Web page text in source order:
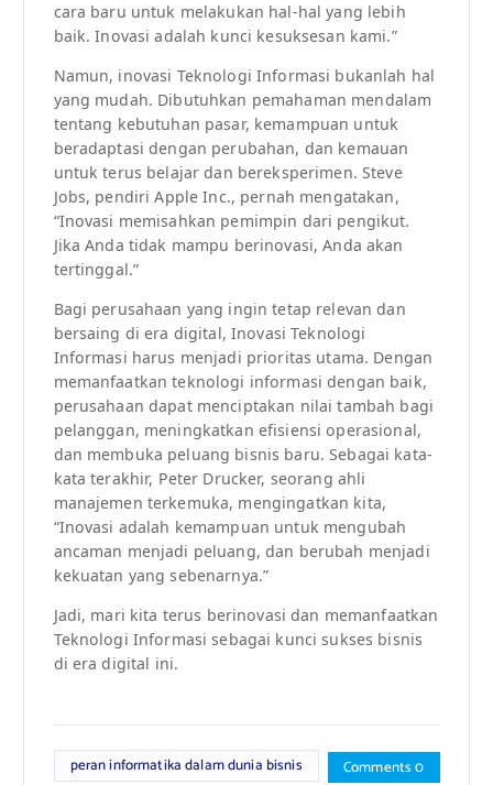
cara baru untuk melakukan hal-hal yang lebih
baik. Inovasi adalah kunci kesuksesan kami.”
Namun, inovasi Teknologi Informasi bukanlah hal
yang mudah. Dibutuhkan pemahaman mendalam
tentang kebutuhan pasar, kemampuan untuk
beradaptasi dengan perubahan, dan kemauan
untuk terus belajar dan bereksperimen. Steve
Jobs, pendiri Apple Inc., pernah mengatakan,
“Inovasi memisahkan pemimpin dari pengikut.
Jika Anda tidak mampu berinovasi, Anda akan
tertinggal.”
Bagi perusahaan yang ingin tetap relevan dan
bersaing di era digital, Inovasi Teknologi
Informasi harus menjadi prioritas utama. Dengan
memanfaatkan teknologi informasi dengan baik,
perusahaan dapat menciptakan nilai tambah bagi
pelanggan, meningkatkan efisiensi operasional,
dan membuka peluang bisnis baru. Sebagai kata-
kata terakhir, Peter Drucker, seorang ahli
manajemen terkemuka, mengingatkan kita,
“Inovasi adalah kemampuan untuk mengubah
ancaman menjadi peluang, dan berubah menjadi
kekuatan yang sebenarnya.”
Jadi, mari kita terus berinovasi dan memanfaatkan
Teknologi Informasi sebagai kunci sukses bisnis
di era digital ini.
peran informatika dalam dunia bisnis Comments 0